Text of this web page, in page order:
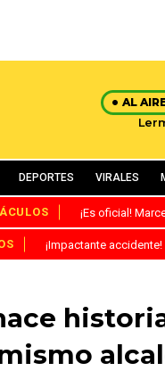
AL
DEPORTES VIRALES
¡Es oficial!
¡Impactante